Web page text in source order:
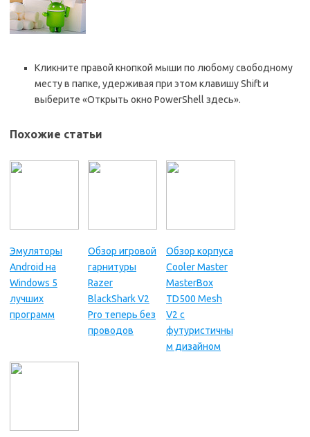
Кликните правой кнопкой мыши по любому свободному
месту в папке, удерживая при этом клавишу Shift и
выберите «Открыть окно PowerShell здесь».
Похожие статьи
Эмуляторы
Android на
Windows 5
лучших
программ
Обзор игровой
гарнитуры
Razer
BlackShark V2
Pro теперь без
проводов
Обзор корпуса
Cooler Master
MasterBox
TD500 Mesh
V2 с
футуристичны
м дизайном